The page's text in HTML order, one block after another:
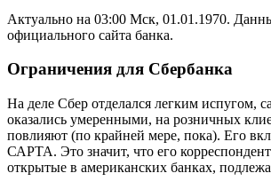
Актуально на 03:00 Мск, 01.01.1970.
официального сайта банка.
Ограничения для Сбербанка
На деле Сбер отделался легким испугом,
оказались умеренными, на розничных
повлияют (по крайней мере, пока). Его
САРТА. Это значит, что его
открытые в американских банках,